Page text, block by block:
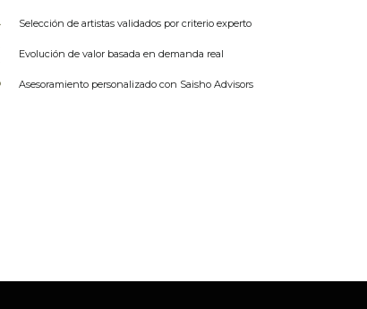
Selección de artistas validados por criterio experto
Evolución de valor basada en demanda real
Asesoramiento personalizado con Saisho Advisors